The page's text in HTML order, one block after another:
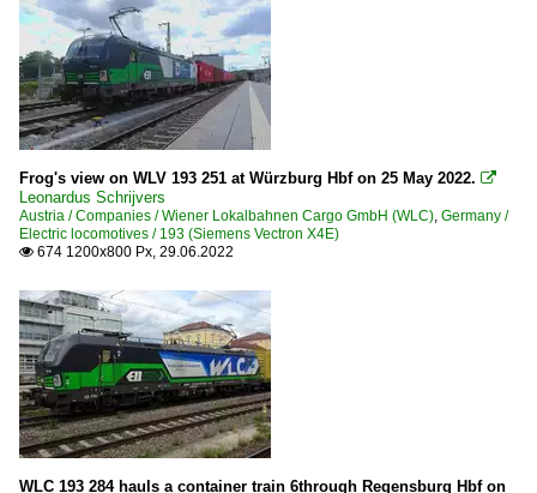
Frog's view on WLV 193 251 at Würzburg Hbf on 25 May 2022. 
Leonardus Schrijvers
Austria / Companies / Wiener Lokalbahnen Cargo GmbH (WLC), Germany /
Electric locomotives / 193 (Siemens Vectron X4E)
 674 1200x800 Px, 29.06.2022
WLC 193 284 hauls a container train 6through Regensburg Hbf on